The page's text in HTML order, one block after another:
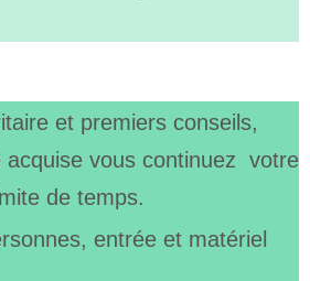
et premiers conseils,
acquise vous continuez votre
de temps.
entrée et matériel